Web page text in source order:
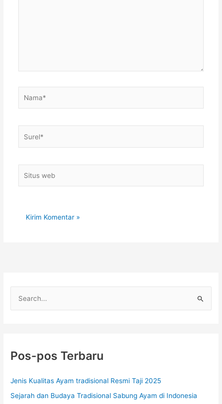
web
n
u
k
Pos-pos Terbaru
Jenis Kualitas Ayam tradisional Resmi Taji 2025
Sejarah dan Budaya Tradisional Sabung Ayam di Indonesia